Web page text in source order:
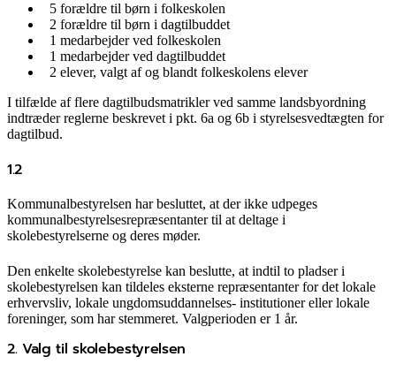
5 forældre til børn i folkeskolen
2 forældre til børn i dagtilbuddet
1 medarbejder ved folkeskolen
1 medarbejder ved dagtilbuddet
2 elever, valgt af og blandt folkeskolens elever
I tilfælde af flere dagtilbudsmatrikler ved samme landsbyordning
indtræder reglerne beskrevet i pkt. 6a og 6b i styrelsesvedtægten for
dagtilbud.
1.2
Kommunalbestyrelsen har besluttet, at der ikke udpeges
kommunalbestyrelsesrepræsentanter til at deltage i
skolebestyrelserne og deres møder.
Den enkelte skolebestyrelse kan beslutte, at indtil to pladser i
skolebestyrelsen kan tildeles eksterne repræsentanter for det lokale
erhvervsliv, lokale ungdomsuddannelses- institutioner eller lokale
foreninger, som har stemmeret. Valgperioden er 1 år.
2. Valg til skolebestyrelsen